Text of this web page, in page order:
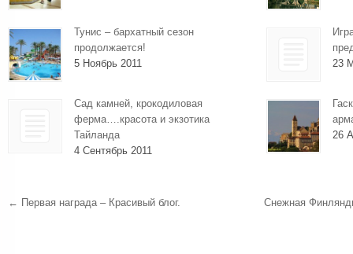
Тунис – бархатный сезон
продолжается!
5 Ноябрь 2011
Сад камней, крокодиловая
ферма….красота и экзотика
Тайланда
4 Сентябрь 2011
23
26
← Первая награда – Красивый блог. Снежная